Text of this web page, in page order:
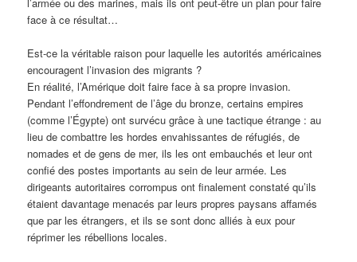
face à ce résultat…
Est-ce la véritable raison pour laquelle les autorités américaines
encouragent l’invasion des migrants ?
En réalité, l’Amérique doit faire face à sa propre invasion.
Pendant l’effondrement de l’âge du bronze, certains empires
(comme l’Égypte) ont survécu grâce à une tactique étrange : au
lieu de combattre les hordes envahissantes de réfugiés, de
nomades et de gens de mer, ils les ont embauchés et leur ont
confié des postes importants au sein de leur armée. Les
dirigeants autoritaires corrompus ont finalement constaté qu’ils
étaient davantage menacés par leurs propres paysans affamés
que par les étrangers, et ils se sont donc alliés à eux pour
réprimer les rébellions locales.